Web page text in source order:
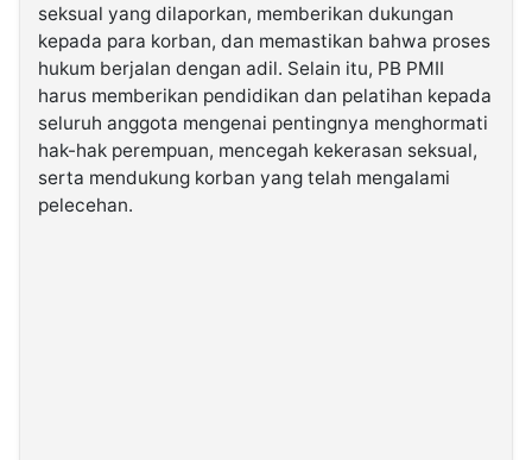
seksual yang dilaporkan, memberikan dukungan
kepada para korban, dan memastikan bahwa proses
hukum berjalan dengan adil. Selain itu, PB PMII
harus memberikan pendidikan dan pelatihan kepada
seluruh anggota mengenai pentingnya menghormati
hak-hak perempuan, mencegah kekerasan seksual,
serta mendukung korban yang telah mengalami
pelecehan.